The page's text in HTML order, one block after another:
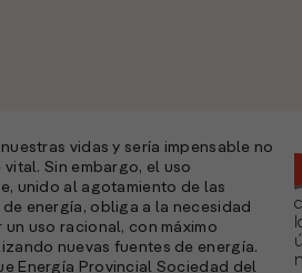
vidas y sería impensable no
Sin embargo, el uso
unido al agotamiento de las
energía, obliga a la necesidad
uso racional, con máximo
nuevas fuentes de energía.
Energía Provincial Sociedad del